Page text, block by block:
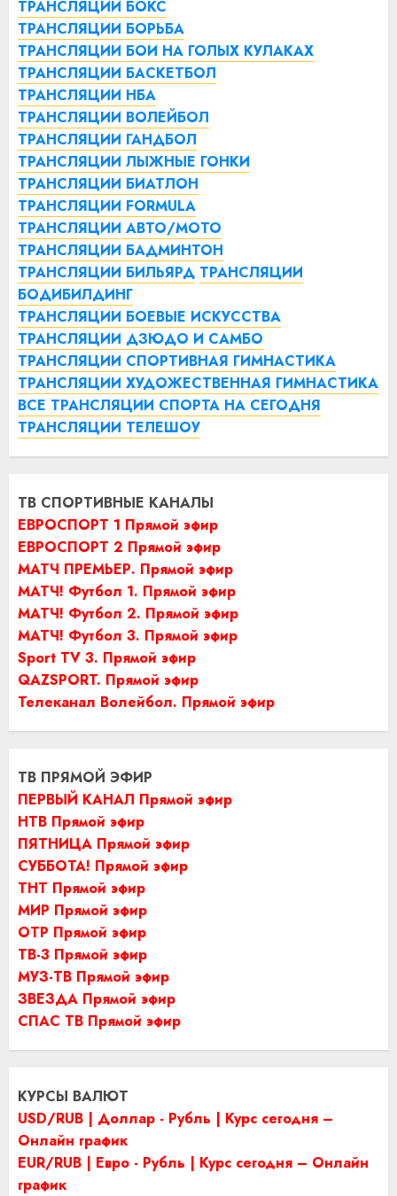
ТРАНСЛЯЦИИ БОКС
ТРАНСЛЯЦИИ БОРЬБА
ТРАНСЛЯЦИИ БОИ НА ГОЛЫХ КУЛАКАХ
ТРАНСЛЯЦИИ БАСКЕТБОЛ
ТРАНСЛЯЦИИ НБА
ТРАНСЛЯЦИИ ВОЛЕЙБОЛ
ТРАНСЛЯЦИИ ГАНДБОЛ
ТРАНСЛЯЦИИ ЛЫЖНЫЕ ГОНКИ
ТРАНСЛЯЦИИ БИАТЛОН
ТРАНСЛЯЦИИ FORMULA
ТРАНСЛЯЦИИ АВТО/МОТО
ТРАНСЛЯЦИИ БАДМИНТОН
ТРАНСЛЯЦИИ БИЛЬЯРД ТРАНСЛЯЦИИ
БОДИБИЛДИНГ
ТРАНСЛЯЦИИ БОЕВЫЕ ИСКУССТВА
ТРАНСЛЯЦИИ ДЗЮДО И САМБО
ТРАНСЛЯЦИИ СПОРТИВНАЯ ГИМНАСТИКА
ТРАНСЛЯЦИИ ХУДОЖЕСТВЕННАЯ ГИМНАСТИКА
ВСЕ ТРАНСЛЯЦИИ СПОРТА НА СЕГОДНЯ
ТРАНСЛЯЦИИ ТЕЛЕШОУ
ТВ СПОРТИВНЫЕ КАНАЛЫ
ЕВРОСПОРТ 1 Прямой эфир
ЕВРОСПОРТ 2 Прямой эфир
МАТЧ ПРЕМЬЕР. Прямой эфир
МАТЧ! Футбол 1. Прямой эфир
МАТЧ! Футбол 2. Прямой эфир
МАТЧ! Футбол 3. Прямой эфир
Sport TV 3. Прямой эфир
QAZSPORT. Прямой эфир
Телеканал Волейбол. Прямой эфир
ТВ ПРЯМОЙ ЭФИР
ПЕРВЫЙ КАНАЛ Прямой эфир
НТВ Прямой эфир
ПЯТНИЦА Прямой эфир
СУББОТА! Прямой эфир
ТНТ Прямой эфир
МИР Прямой эфир
ОТР Прямой эфир
ТВ-3 Прямой эфир
МУЗ-ТВ Прямой эфир
ЗВЕЗДА Прямой эфир
СПАС ТВ Прямой эфир
КУРСЫ ВАЛЮТ
USD/RUB | Доллар - Рубль | Курс сегодня –
Онлайн график
EUR/RUB | Евро - Рубль | Курс сегодня – Онлайн
график